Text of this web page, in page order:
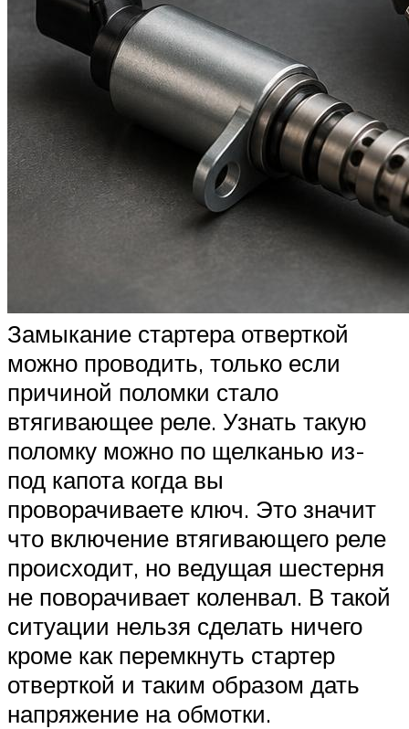
Замыкание стартера отверткой
можно проводить, только если
причиной поломки стало
втягивающее реле. Узнать такую
поломку можно по щелканью из-
под капота когда вы
проворачиваете ключ. Это значит
что включение втягивающего реле
происходит, но ведущая шестерня
не поворачивает коленвал. В такой
ситуации нельзя сделать ничего
кроме как перемкнуть стартер
отверткой и таким образом дать
напряжение на обмотки.